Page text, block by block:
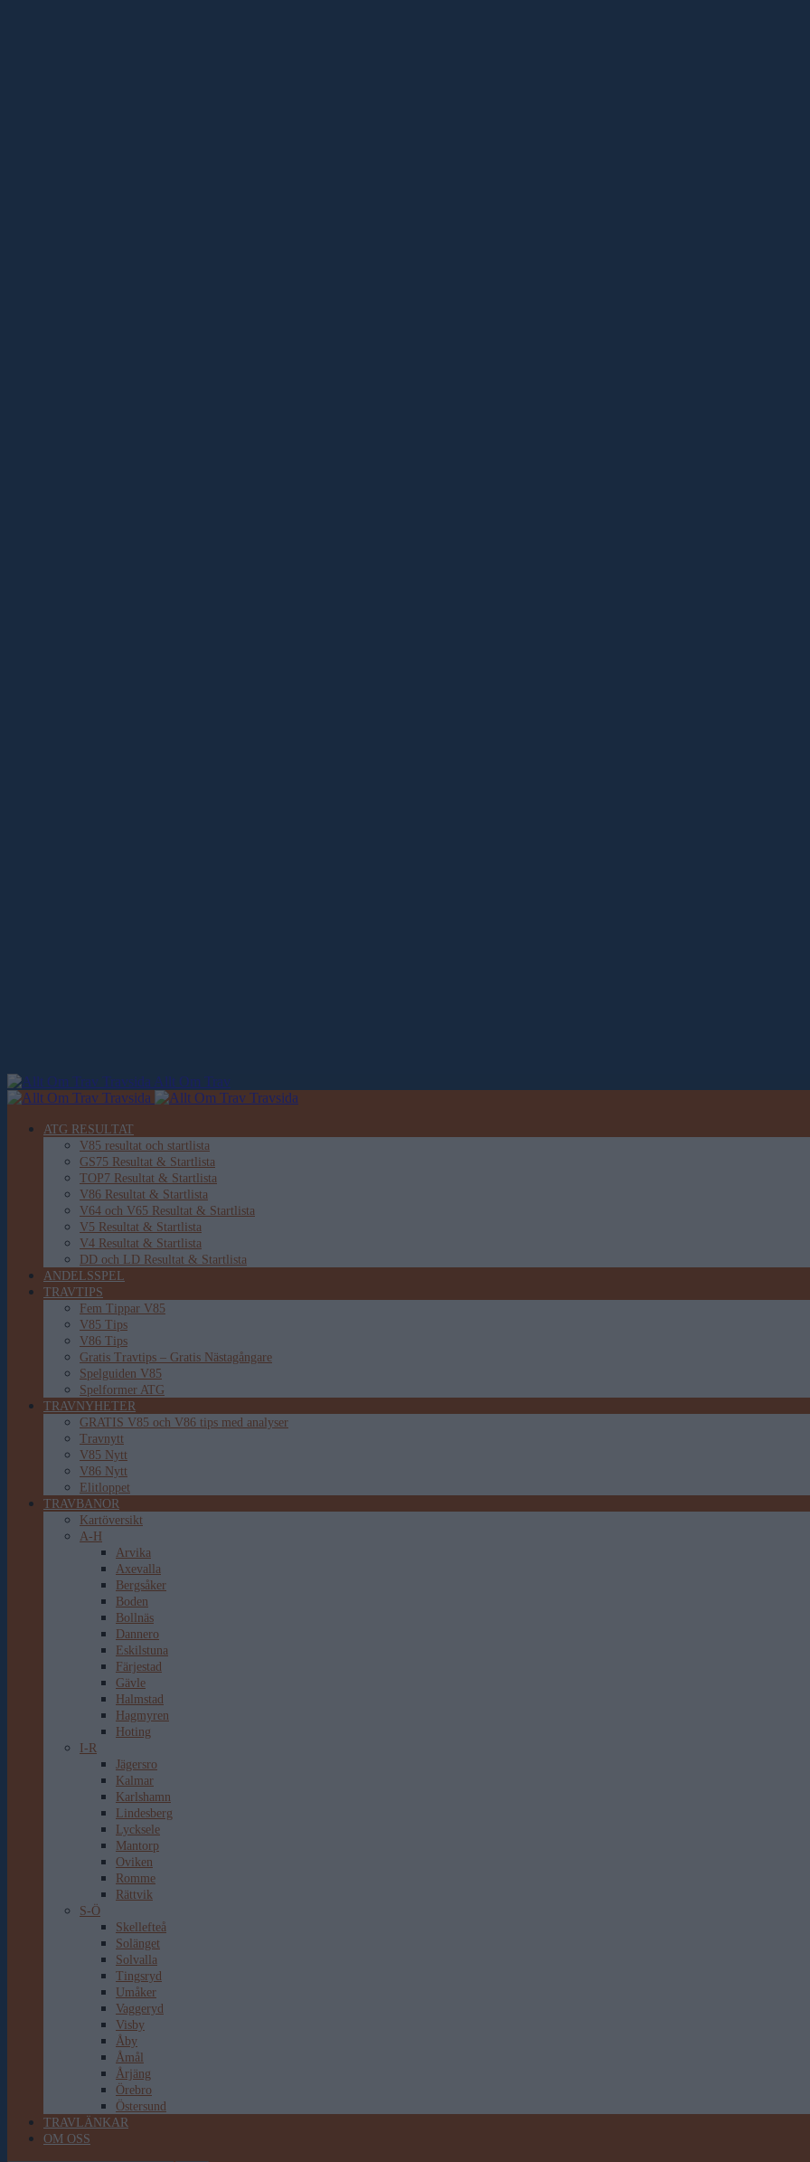
Allt Om Trav
ATG RESULTAT
V85 resultat och startlista
GS75 Resultat & Startlista
TOP7 Resultat & Startlista
V86 Resultat & Startlista
V64 och V65 Resultat & Startlista
V5 Resultat & Startlista
V4 Resultat & Startlista
DD och LD Resultat & Startlista
ANDELSSPEL
TRAVTIPS
Fem Tippar V85
V85 Tips
V86 Tips
Gratis Travtips – Gratis Nästagångare
Spelguiden V85
Spelformer ATG
TRAVNYHETER
GRATIS V85 och V86 tips med analyser
Travnytt
V85 Nytt
V86 Nytt
Elitloppet
TRAVBANOR
Kartöversikt
A-H
Arvika
Axevalla
Bergsåker
Boden
Bollnäs
Dannero
Eskilstuna
Färjestad
Gävle
Halmstad
Hagmyren
Hoting
I-R
Jägersro
Kalmar
Karlshamn
Lindesberg
Lycksele
Mantorp
Oviken
Romme
Rättvik
S-Ö
Skellefteå
Solänget
Solvalla
Tingsryd
Umåker
Vaggeryd
Visby
Åby
Åmål
Årjäng
Örebro
Östersund
TRAVLÄNKAR
OM OSS